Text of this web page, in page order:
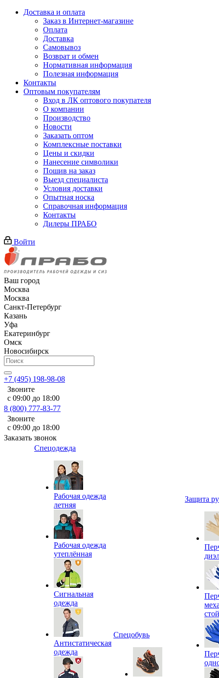
Доставка и оплата
Заказ в Интернет-магазине
Оплата
Доставка
Самовывоз
Возврат и обмен
Нормативная информация
Полезная информация
Контакты
Оптовым покупателям
Вход в ЛК оптового покупателя
О компании
Производство
Новости
Заказать оптом
Комплексные поставки
Цены и скидки
Нанесение символики
Пошив на заказ
Выезд специалиста
Условия доставки
Опытная носка
Справочная информация
Контакты
Дилеры ПРАБО
Войти
Ваш город
Москва
Москва
Санкт-Петербург
Казань
Уфа
Екатеринбург
Омск
Новосибирск
+7 (495) 198-98-08
Звоните
с 09:00 до 18:00
8 (800) 777-83-77
Звоните
с 09:00 до 18:00
Заказать звонок
Спецодежда
Рабочая одежда
летняя
Рабочая одежда
утеплённая
Сигнальная
одежда
Антистатическая
одежда
Спецобувь
Защита